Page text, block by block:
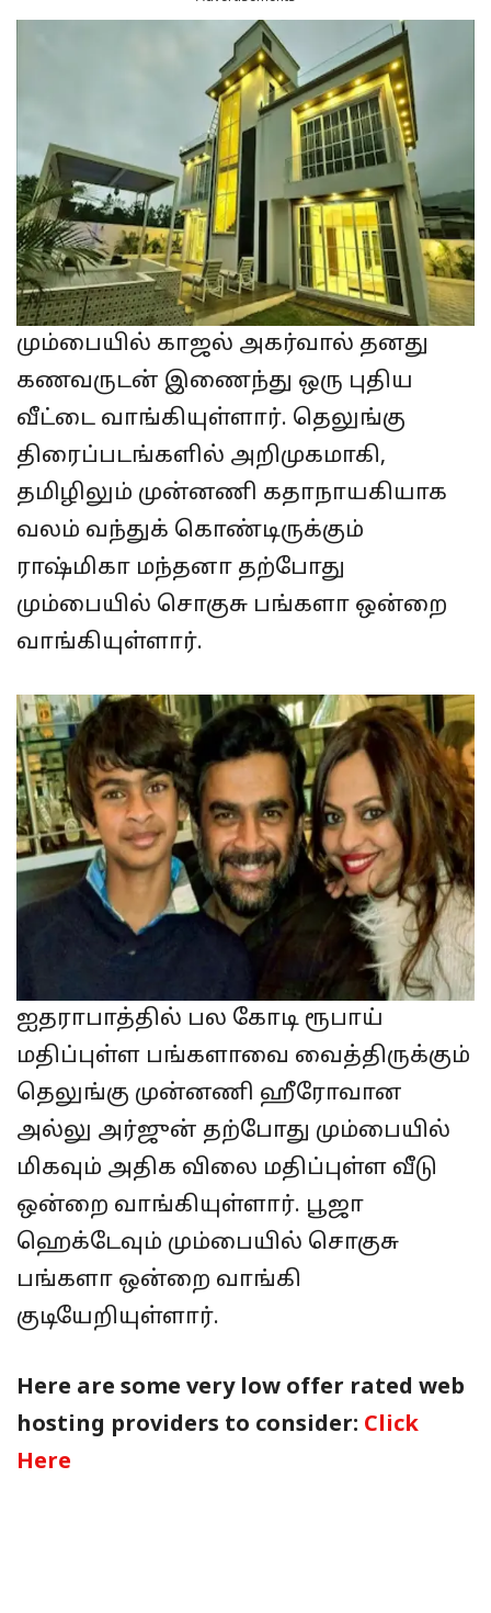
மும்பையில் காஜல் அகர்வால் தனது
கணவருடன் இணைந்து ஒரு புதிய
வீட்டை வாங்கியுள்ளார். தெலுங்கு
திரைப்படங்களில் அறிமுகமாகி,
தமிழிலும் முன்னணி கதாநாயகியாக
வலம் வந்துக் கொண்டிருக்கும்
ராஷ்மிகா மந்தனா தற்போது
மும்பையில் சொகுசு பங்களா ஒன்றை
வாங்கியுள்ளார்.
ஐதராபாத்தில் பல கோடி ரூபாய்
மதிப்புள்ள பங்களாவை வைத்திருக்கும்
தெலுங்கு முன்னணி ஹீரோவான
அல்லு அர்ஜுன் தற்போது மும்பையில்
மிகவும் அதிக விலை மதிப்புள்ள வீடு
ஒன்றை வாங்கியுள்ளார். பூஜா
ஹெக்டேவும் மும்பையில் சொகுசு
பங்களா ஒன்றை வாங்கி
குடியேறியுள்ளார்.
Here are some very low offer rated web
hosting providers to consider: Click
Here